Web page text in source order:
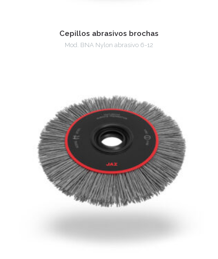
Cepillos abrasivos brochas
Mod. BNA Nylon abrasivo 6-12